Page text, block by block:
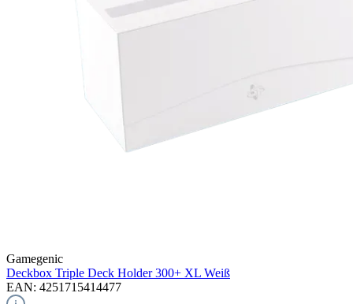
Gamegenic
Deckbox Triple Deck Holder 300+ XL Weiß
EAN: 4251715414477